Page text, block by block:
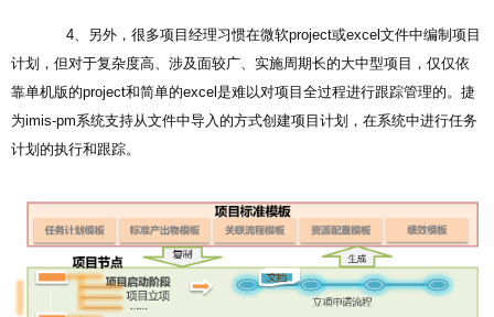
4、另外，很多项目经理习惯在微软project或excel文件中编制项目
计划，但对于复杂度高、涉及面较广、实施周期长的大中型项目，仅仅依
靠单机版的project和简单的excel是难以对项目全过程进行跟踪管理的。捷
为imis-pm系统支持从文件中导入的方式创建项目计划，在系统中进行任务
计划的执行和跟踪。